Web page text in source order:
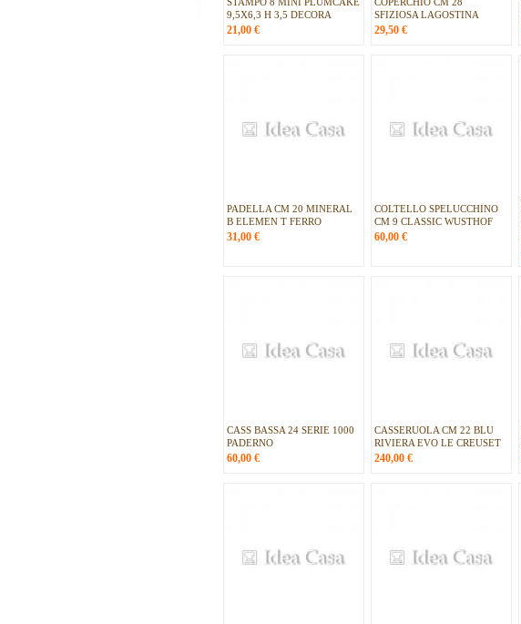
9,5X6,3 H 3,5 DECORA
21,00 €
SFIZIOSA LAGOSTINA
29,50 €
PADELLA CM 20 MINERAL
B ELEMEN T FERRO
31,00 €
COLTELLO SPELUCCHINO
CM 9 CLASSIC WUSTHOF
60,00 €
CASS BASSA 24 SERIE 1000
PADERNO
60,00 €
CASSERUOLA CM 22 BLU
RIVIERA EVO LE CREUSET
240,00 €